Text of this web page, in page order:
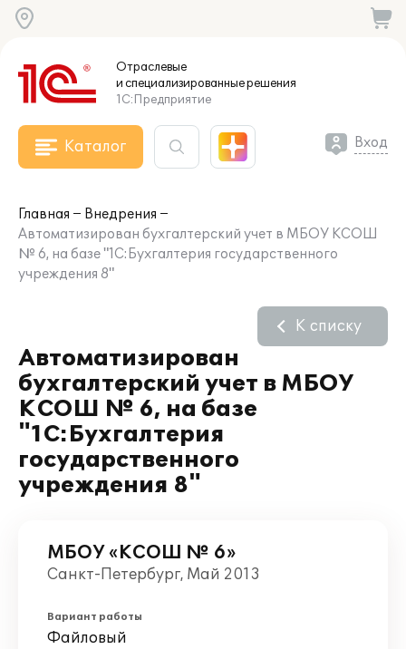
Отраслевые
и специализированныерешения
1С:Предприятие
Каталог Вход
Главная
Внедрения
Автоматизирован бухгалтерский учет в МБОУ КСОШ
№ 6, на базе "1С:Бухгалтерия государственного
учреждения 8"
Автоматизирован
бухгалтерский учет в МБОУ
КСОШ № 6, на базе
"1С:Бухгалтерия
государственного
учреждения 8"
К списку
МБОУ «КСОШ № 6»
Санкт-Петербург, Май 2013
Вариант работы
Файловый